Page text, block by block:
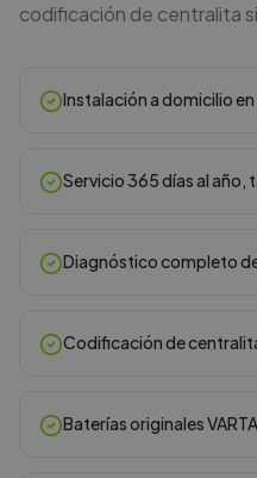
codificación de centralita
Instalación a domicilio
Servicio 365 días al año,
Diagnóstico completo
Codificación de
Baterías originales